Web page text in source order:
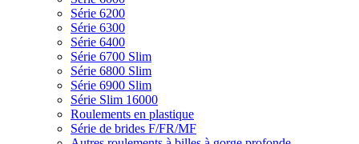
Série 6200
Série 6300
Série 6400
Série 6700 Slim
Série 6800 Slim
Série 6900 Slim
Série Slim 16000
Roulements en plastique
Série de brides F/FR/MF